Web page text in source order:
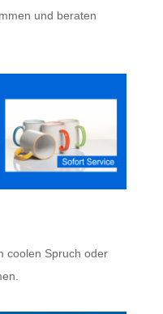
und beraten
coolen Spruch oder